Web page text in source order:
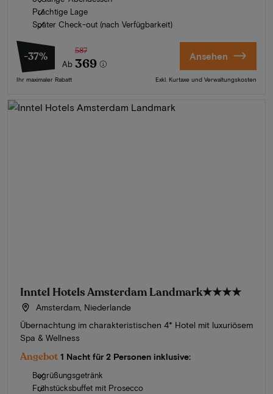
Prächtige Lage
Später Check-out (nach Verfügbarkeit)
-37%
Ab
587
369
Ihr maximaler Rabatt
Ansehen
Exkl. Kurtaxe und Verwaltungskosten
Inntel Hotels Amsterdam Landmark★★★★
Amsterdam, Niederlande
Übernachtung im charakteristischen 4* Hotel mit luxuriösem
Spa & Wellness
Angebot 1 Nacht für 2 Personen inklusive:
Begrüßungsgetränk
Frühstücksbuffet mit Prosecco